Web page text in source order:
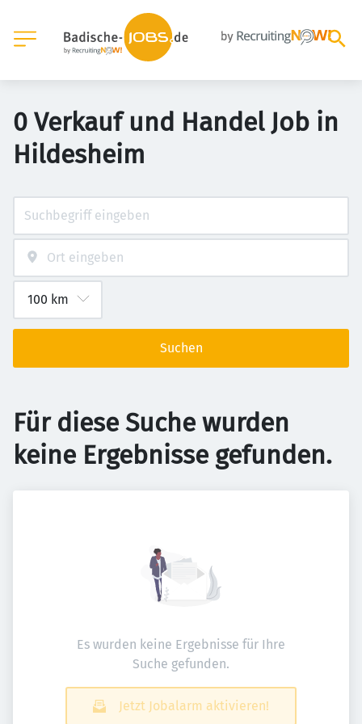
0 Verkauf und Handel Job in
Hildesheim
Suchen
Für diese Suche wurden
keine Ergebnisse gefunden.
Es wurden keine Ergebnisse für Ihre
Suche gefunden.
Jetzt Jobalarm aktivieren!